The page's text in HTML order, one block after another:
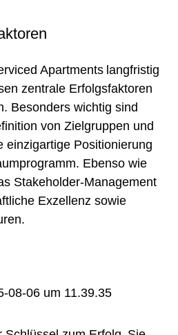
Apartments langfristig
zentrale Erfolgsfaktoren
Besonders wichtig sind
von Zielgruppen und
einzigartige Positionierung
Ebenso wie
Stakeholder-Management
Exzellenz sowie